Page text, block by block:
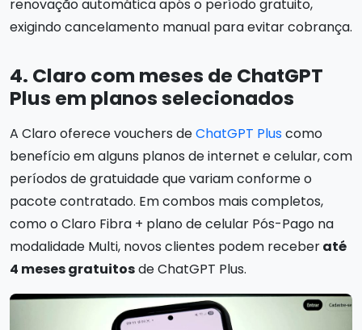
renovação automática após o período gratuito,
exigindo cancelamento manual para evitar cobrança.
4. Claro com meses de ChatGPT
Plus em planos selecionados
A Claro oferece vouchers deChatGPT Pluscomo
benefício em alguns planos de internet e celular, com
períodos de gratuidade que variam conforme o
pacote contratado. Em combos mais completos,
como o Claro Fibra + plano de celular Pós-Pago na
modalidade Multi, novos clientes podem receberaté
4 meses gratuitosde ChatGPT Plus.